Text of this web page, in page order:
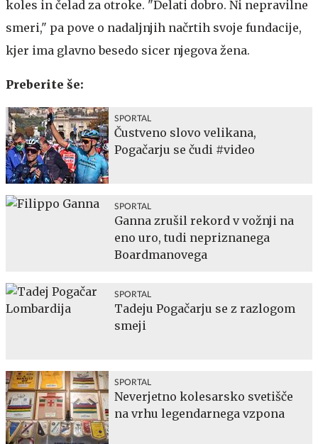
koles in čelad za otroke. "Delati dobro. Ni nepravilne
smeri," pa pove o nadaljnjih načrtih svoje fundacije,
kjer ima glavno besedo sicer njegova žena.
Preberite še:
SPORTAL
Čustveno slovo velikana,
Pogačarju se čudi #video
SPORTAL
Ganna zrušil rekord v vožnji na
eno uro, tudi nepriznanega
Boardmanovega
SPORTAL
Tadeju Pogačarju se z razlogom
smeji
SPORTAL
Neverjetno kolesarsko svetišče
na vrhu legendarnega vzpona